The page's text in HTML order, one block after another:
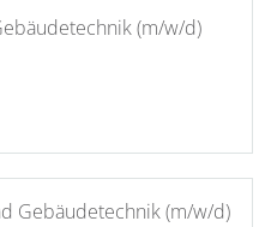
(m/w/d)
Gebäudetechnik (m/w/d)